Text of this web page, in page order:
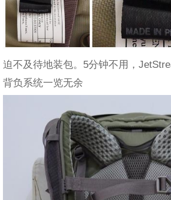
迫不及待地装包。5分钟不用，
背负系统一览无余